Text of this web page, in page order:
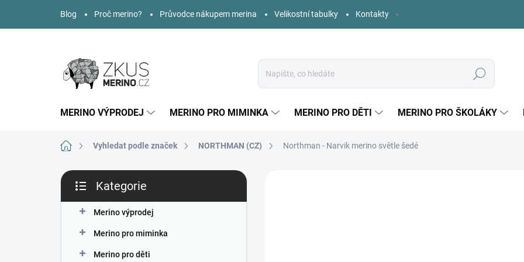
obsah
Blog Proč merino? Průvodce nákupem merina Velikostní tabulky Kontakty
Hledat
MERINO VÝPRODEJ MERINO PRO MIMINKA MERINO PRO DĚTI MERINO PRO ŠKOLÁKY
Domů Vyhledat podle značek NORTHMAN (CZ) Northman - Narvik merino světle šedé
P
s
kategorie
Kategorie
Merino výprodej
Merino pro miminka
Merino pro děti